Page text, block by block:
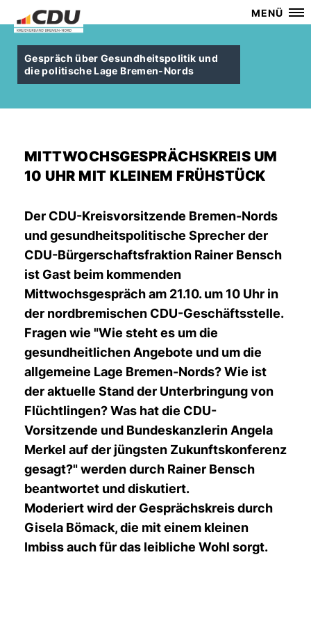
MENÜ
Gespräch über Gesundheitspolitik und
die politische Lage Bremen-Nords
MITTWOCHSGESPRÄCHSKREIS UM
10 UHR MIT KLEINEM FRÜHSTÜCK
Der CDU-Kreisvorsitzende Bremen-Nords
und gesundheitspolitische Sprecher der
CDU-Bürgerschaftsfraktion Rainer Bensch
ist Gast beim kommenden
Mittwochsgespräch am 21.10. um 10 Uhr in
der nordbremischen CDU-Geschäftsstelle.
Fragen wie "Wie steht es um die
gesundheitlichen Angebote und um die
allgemeine Lage Bremen-Nords? Wie ist
der aktuelle Stand der Unterbringung von
Flüchtlingen? Was hat die CDU-
Vorsitzende und Bundeskanzlerin Angela
Merkel auf der jüngsten Zukunftskonferenz
gesagt?" werden durch Rainer Bensch
beantwortet und diskutiert.
Moderiert wird der Gesprächskreis durch
Gisela Bömack, die mit einem kleinen
Imbiss auch für das leibliche Wohl sorgt.